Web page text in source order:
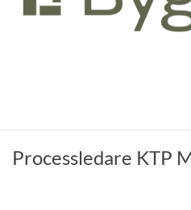
Processledare KTP